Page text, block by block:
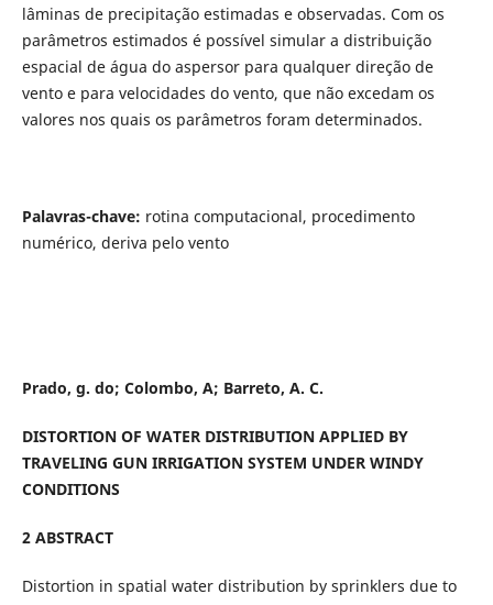
lâminas de precipitação estimadas e observadas. Com os
parâmetros estimados é possível simular a distribuição
espacial de água do aspersor para qualquer direção de
vento e para velocidades do vento, que não excedam os
valores nos quais os parâmetros foram determinados.
Palavras-chave: rotina computacional, procedimento
numérico, deriva pelo vento
Prado, g. do; Colombo, A; Barreto, A. C.
DISTORTION OF WATER DISTRIBUTION APPLIED BY
TRAVELING GUN IRRIGATION SYSTEM UNDER WINDY
CONDITIONS
2 ABSTRACT
Distortion in spatial water distribution by sprinklers due to